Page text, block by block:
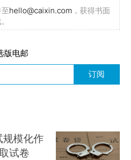
hello@caixin.com ，获得书面
版电邮
订阅
规模化作
试卷